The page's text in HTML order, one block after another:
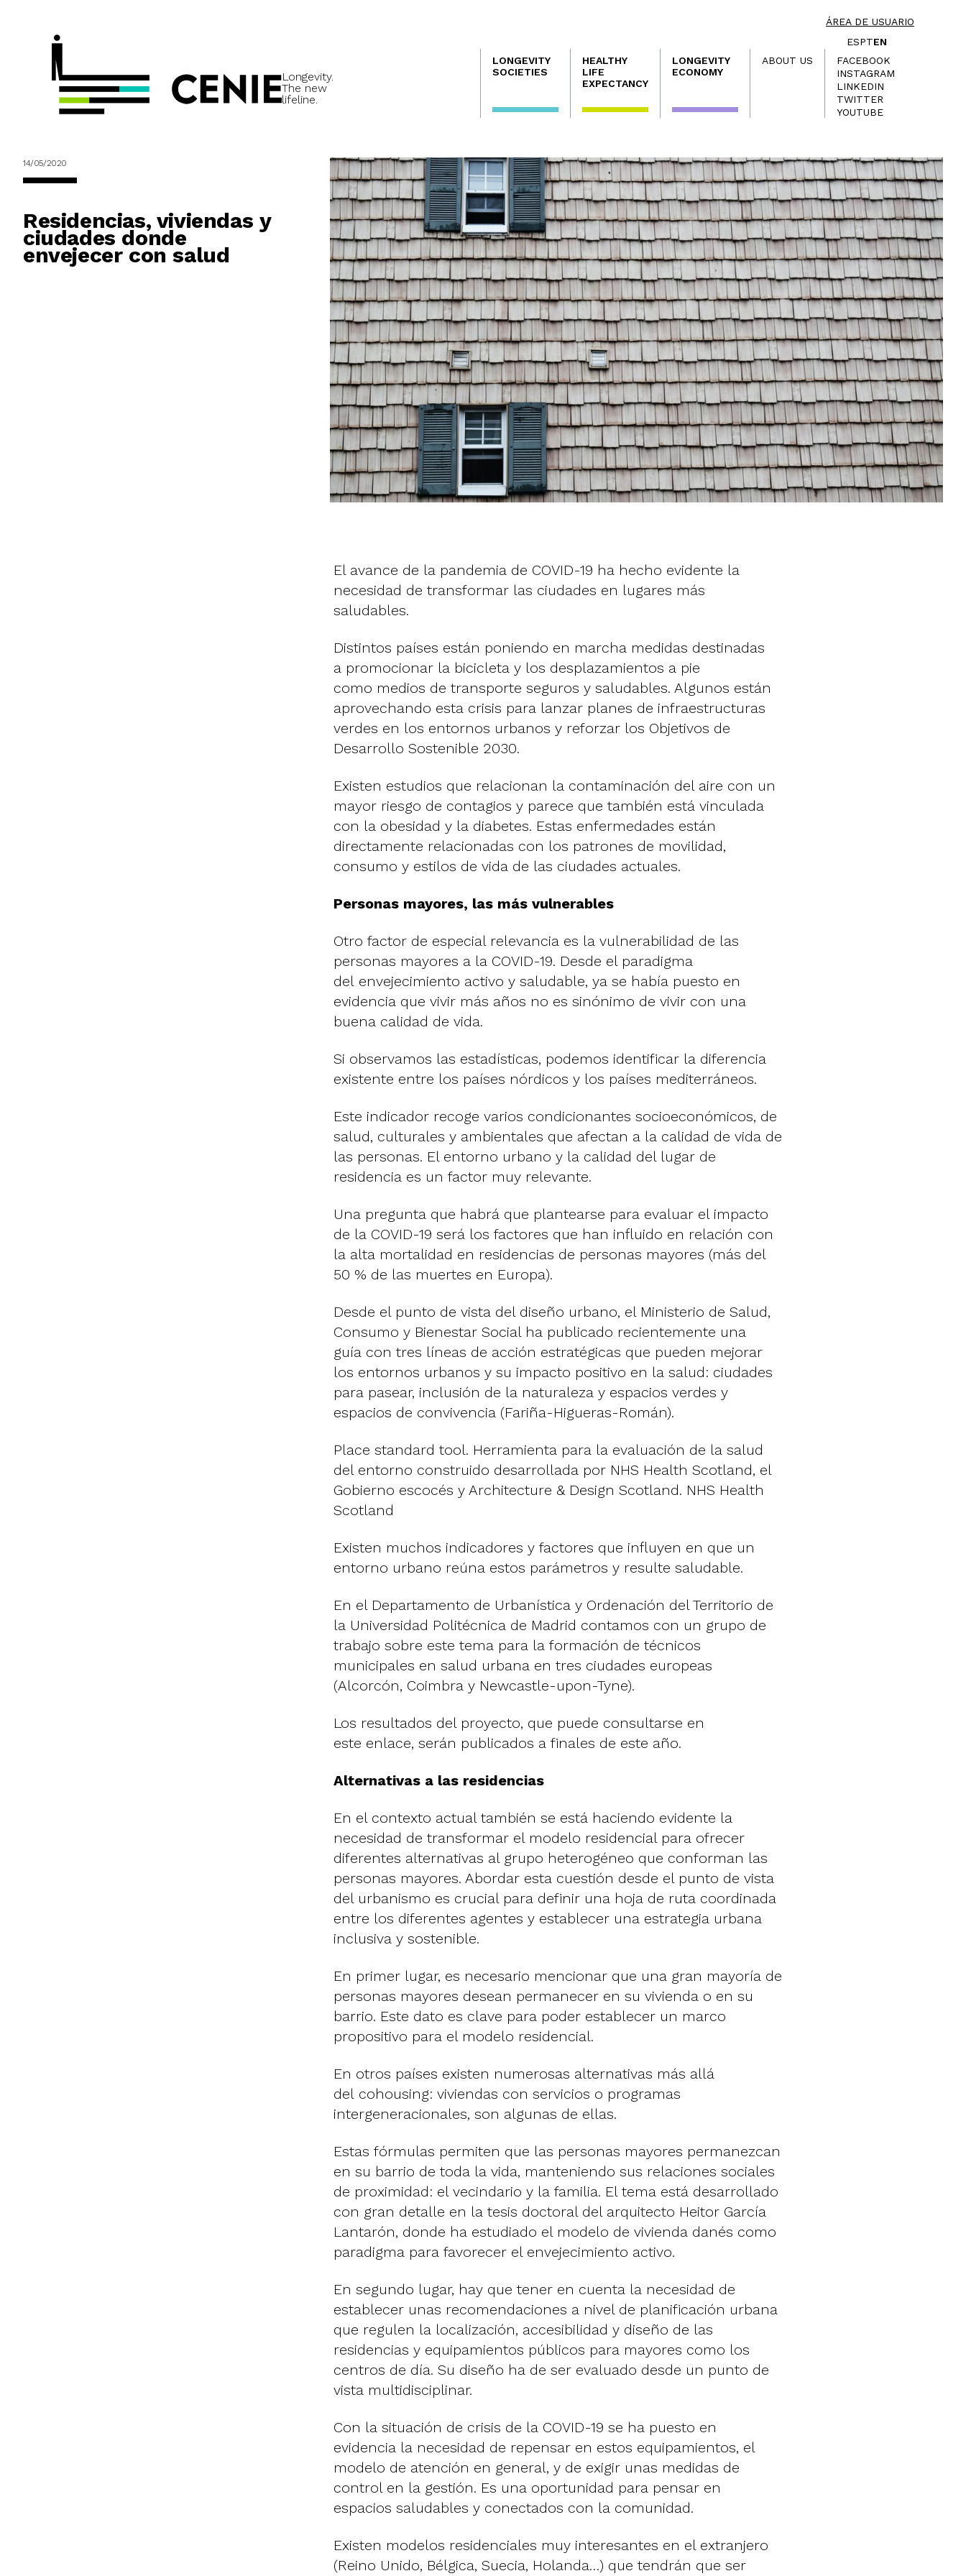
ÁREA DE USUARIO
Longevity.
The new
lifeline.
ESPTEN
Navegación
principal
LONGEVITY
SOCIETIES
HEALTHY
LIFE
EXPECTANCY
LONGEVITY
ECONOMY
ABOUT US
FACEBOOK
INSTAGRAM
LINKEDIN
TWITTER
YOUTUBE
14/05/2020
Residencias, viviendas y
ciudades donde
envejecer con salud
El avance de la pandemia de COVID-19 ha hecho evidente la
necesidad de transformar las ciudades en lugares más
saludables.
Distintos países están poniendo en marcha medidas destinadas
a promocionar la bicicleta y los desplazamientos a pie
como medios de transporte seguros y saludables. Algunos están
aprovechando esta crisis para lanzar planes de infraestructuras
verdes en los entornos urbanos y reforzar los Objetivos de
Desarrollo Sostenible 2030.
Existen estudios que relacionan la contaminación del aire con un
mayor riesgo de contagios y parece que también está vinculada
con la obesidad y la diabetes. Estas enfermedades están
directamente relacionadas con los patrones de movilidad,
consumo y estilos de vida de las ciudades actuales.
Personas mayores, las más vulnerables
Otro factor de especial relevancia es la vulnerabilidad de las
personas mayores a la COVID-19. Desde el paradigma
del envejecimiento activo y saludable, ya se había puesto en
evidencia que vivir más años no es sinónimo de vivir con una
buena calidad de vida.
Si observamos las estadísticas, podemos identificar la diferencia
existente entre los países nórdicos y los países mediterráneos.
Este indicador recoge varios condicionantes socioeconómicos, de
salud, culturales y ambientales que afectan a la calidad de vida de
las personas. El entorno urbano y la calidad del lugar de
residencia es un factor muy relevante.
Una pregunta que habrá que plantearse para evaluar el impacto
de la COVID-19 será los factores que han influido en relación con
la alta mortalidad en residencias de personas mayores (más del
50 % de las muertes en Europa).
Desde el punto de vista del diseño urbano, el Ministerio de Salud,
Consumo y Bienestar Social ha publicado recientemente una
guía con tres líneas de acción estratégicas que pueden mejorar
los entornos urbanos y su impacto positivo en la salud: ciudades
para pasear, inclusión de la naturaleza y espacios verdes y
espacios de convivencia (Fariña-Higueras-Román).
Place standard tool. Herramienta para la evaluación de la salud
del entorno construido desarrollada por NHS Health Scotland, el
Gobierno escocés y Architecture & Design Scotland. NHS Health
Scotland
Existen muchos indicadores y factores que influyen en que un
entorno urbano reúna estos parámetros y resulte saludable.
En el Departamento de Urbanística y Ordenación del Territorio de
la Universidad Politécnica de Madrid contamos con un grupo de
trabajo sobre este tema para la formación de técnicos
municipales en salud urbana en tres ciudades europeas
(Alcorcón, Coimbra y Newcastle-upon-Tyne).
Los resultados del proyecto, que puede consultarse en
este enlace, serán publicados a finales de este año.
Alternativas a las residencias
En el contexto actual también se está haciendo evidente la
necesidad de transformar el modelo residencial para ofrecer
diferentes alternativas al grupo heterogéneo que conforman las
personas mayores. Abordar esta cuestión desde el punto de vista
del urbanismo es crucial para definir una hoja de ruta coordinada
entre los diferentes agentes y establecer una estrategia urbana
inclusiva y sostenible.
En primer lugar, es necesario mencionar que una gran mayoría de
personas mayores desean permanecer en su vivienda o en su
barrio. Este dato es clave para poder establecer un marco
propositivo para el modelo residencial.
En otros países existen numerosas alternativas más allá
del cohousing: viviendas con servicios o programas
intergeneracionales, son algunas de ellas.
Estas fórmulas permiten que las personas mayores permanezcan
en su barrio de toda la vida, manteniendo sus relaciones sociales
de proximidad: el vecindario y la familia. El tema está desarrollado
con gran detalle en la tesis doctoral del arquitecto Heitor García
Lantarón, donde ha estudiado el modelo de vivienda danés como
paradigma para favorecer el envejecimiento activo.
En segundo lugar, hay que tener en cuenta la necesidad de
establecer unas recomendaciones a nivel de planificación urbana
que regulen la localización, accesibilidad y diseño de las
residencias y equipamientos públicos para mayores como los
centros de día. Su diseño ha de ser evaluado desde un punto de
vista multidisciplinar.
Con la situación de crisis de la COVID-19 se ha puesto en
evidencia la necesidad de repensar en estos equipamientos, el
modelo de atención en general, y de exigir unas medidas de
control en la gestión. Es una oportunidad para pensar en
espacios saludables y conectados con la comunidad.
Existen modelos residenciales muy interesantes en el extranjero
(Reino Unido, Bélgica, Suecia, Holanda…) que tendrán que ser